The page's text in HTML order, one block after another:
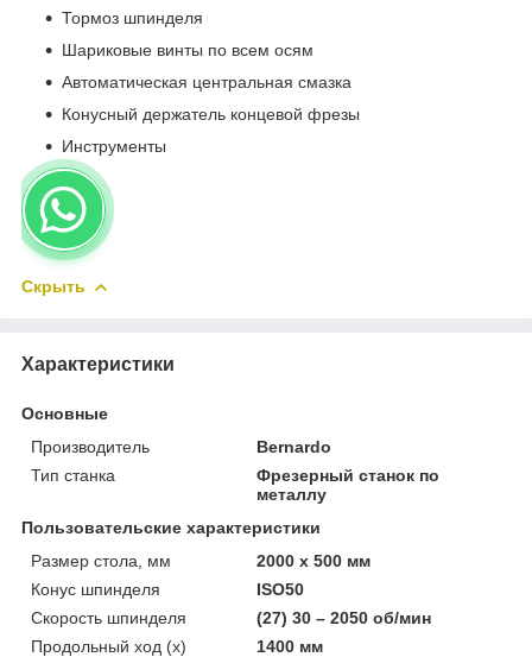
Тормоз шпинделя
Шариковые винты по всем осям
Автоматическая центральная смазка
Конусный держатель концевой фрезы
Инструменты
Скрыть
Характеристики
Основные
Производитель
Bernardo
Тип станка
Фрезерный станок по
металлу
Пользовательские характеристики
Размер стола, мм
2000 х 500 мм
Конус шпинделя
ISO50
Скорость шпинделя
(27) 30 – 2050 об/мин
Продольный ход (x)
1400 мм